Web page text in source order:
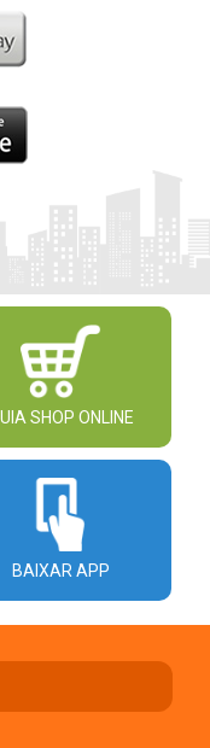
SHOP ONLINE
BAIXAR APP